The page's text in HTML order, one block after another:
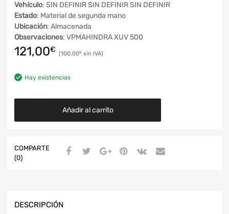
Vehículo: SIN DEFINIR SIN DEFINIR SIN DEFINIR
Estado: Material de segunda mano
Ubicación: Almacenada
Observaciones: VPMAHINDRA XUV 500
121,00€ 100,00€
Hay existencias
Añadir al carrito
COMPARTE
(0)
DESCRIPCIÓN